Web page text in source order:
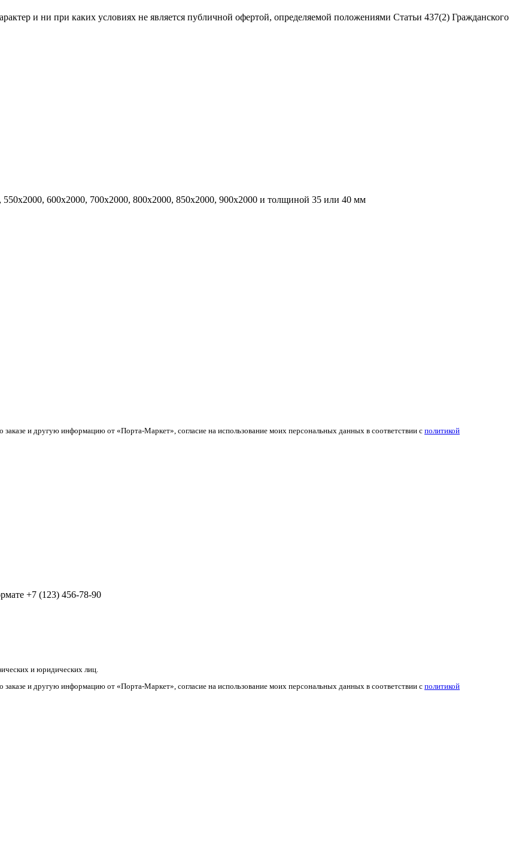
и ни при каких условиях не является публичной офертой, определяемой положениями Статьи 437(2) Гражданского
550х2000, 600х2000, 700х2000, 800х2000, 850х2000, 900х2000 и толщиной 35 или 40 мм
и другую информацию от «Порта-Маркет», согласие на использование моих персональных данных в соответствии с политикой
+7 (123) 456-78-90
и юридических лиц.
и другую информацию от «Порта-Маркет», согласие на использование моих персональных данных в соответствии с политикой